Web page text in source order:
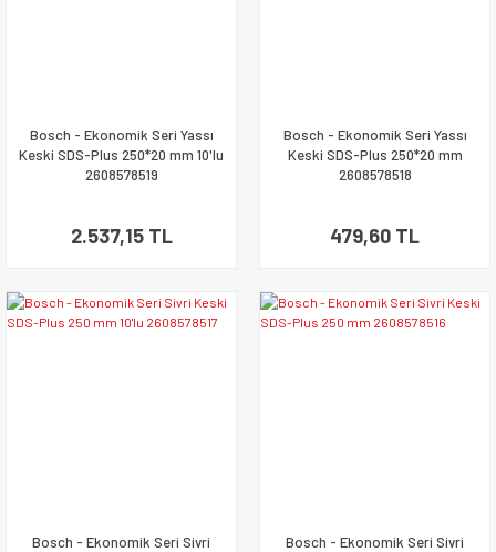
Bosch - Ekonomik Seri Yassı
Keski SDS-Plus 250*20 mm 10'lu
2608578519
2.537,15 TL
Bosch - Ekonomik Seri Yassı
Keski SDS-Plus 250*20 mm
2608578518
479,60 TL
Bosch - Ekonomik Seri Sivri
Bosch - Ekonomik Seri Sivri